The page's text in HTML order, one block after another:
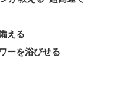
える
ーを浴びせる